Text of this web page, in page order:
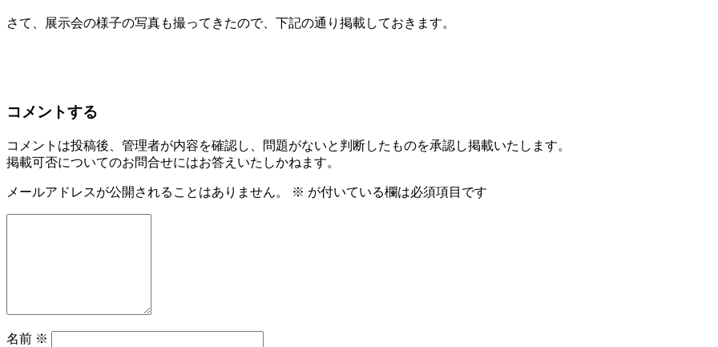
さて、展示会の様子の写真も撮ってきたので、下記の通り掲載しておきます。
コメントする
コメントは投稿後、管理者が内容を確認し、問題がないと判断したものを承認し掲載いたします。
掲載可否についてのお問合せにはお答えいたしかねます。
メールアドレスが公開されることはありません。 ※ が付いている欄は必須項目です
名前 ※